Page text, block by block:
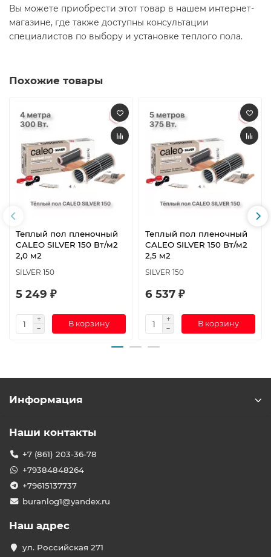
Вы можете приобрести этот товар в нашем интернет-
магазине, где также доступны консультации
специалистов по выбору и установке теплого пола.​
Похожие товары
Теплый пол пленочный
CALEO SILVER 150 Вт/м2
2,0 м2
SILVER 150
5 249 ₽
В корзину
Теплый пол пленочный
CALEO SILVER 150 Вт/м2
2,5 м2
SILVER 150
6 537 ₽
В корзину
Информация
Наши контакты
+7 (861) 203-36-78
+79384848264
+79615137737
buranlog1@yandex.ru
Наш адрес
ул. Российская 271